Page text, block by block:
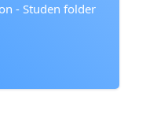
- Studen folder